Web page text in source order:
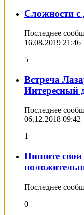
Сложности с
Последнее
16.08.2019 21:46
5
Встреча
Интересный
Последнее
06.12.2018 09:42
1
Пишите
Последнее
0